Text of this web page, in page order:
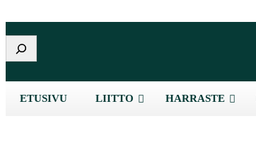
Etsi
ETUSIVU LIITTO HARRASTE